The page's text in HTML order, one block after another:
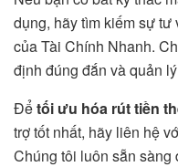
dụng, hãy tìm kiếm sự
của Tài Chính Nhanh.
định đúng đắn và quản
Đểtối ưu hóa rút tiền
trợ tốt nhất, hãy liên hệ
Chúng tôi luôn sẵn sàng